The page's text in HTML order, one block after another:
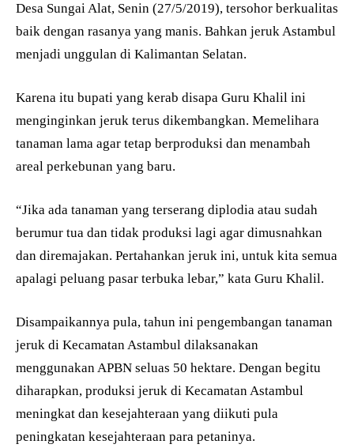
Desa Sungai Alat, Senin (27/5/2019), tersohor berkualitas
baik dengan rasanya yang manis. Bahkan jeruk Astambul
menjadi unggulan di Kalimantan Selatan.
Karena itu bupati yang kerab disapa Guru Khalil ini
menginginkan jeruk terus dikembangkan. Memelihara
tanaman lama agar tetap berproduksi dan menambah
areal perkebunan yang baru.
“Jika ada tanaman yang terserang diplodia atau sudah
berumur tua dan tidak produksi lagi agar dimusnahkan
dan diremajakan. Pertahankan jeruk ini, untuk kita semua
apalagi peluang pasar terbuka lebar,” kata Guru Khalil.
Disampaikannya pula, tahun ini pengembangan tanaman
jeruk di Kecamatan Astambul dilaksanakan
menggunakan APBN seluas 50 hektare. Dengan begitu
diharapkan, produksi jeruk di Kecamatan Astambul
meningkat dan kesejahteraan yang diikuti pula
peningkatan kesejahteraan para petaninya.